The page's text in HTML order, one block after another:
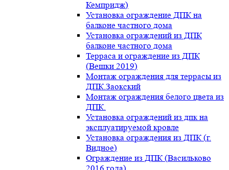
Кемпридж)
Установка ограждение ДПК на
балконе частного дома
Установка ограждений из ДПК
балконе частного дома
Терраса и ограждение из ДПК
(Вешки 2019)
Монтаж ограждения для террасы из
ДПК.Заокский
Монтаж ограждения белого цвета из
ДПК.
Установка ограждений из дпк на
эксплуатируемой кровле
Установка ограждения из ДПК (г.
Видное)
Ограждение из ДПК (Васильково